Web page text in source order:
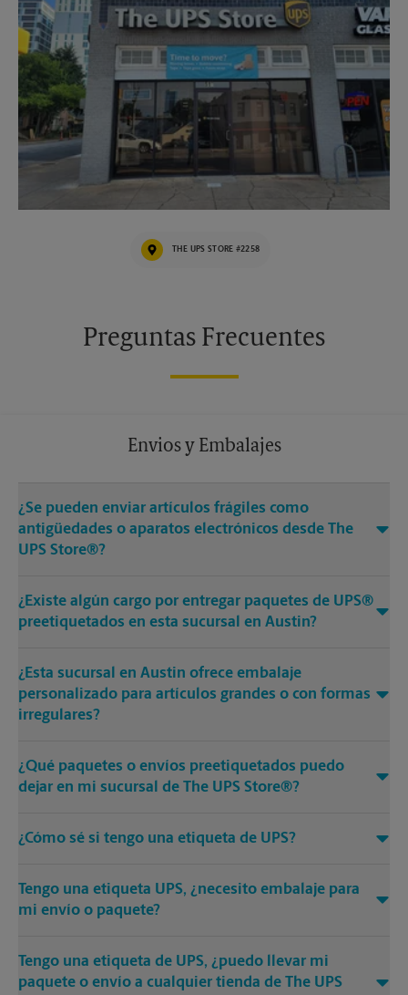
THE UPS STORE #2258
Preguntas Frecuentes
Envios y Embalajes
¿Se pueden enviar artículos frágiles como
antigüedades o aparatos electrónicos desde The
UPS Store®?
¿Existe algún cargo por entregar paquetes de UPS®
preetiquetados en esta sucursal en Austin?
¿Esta sucursal en Austin ofrece embalaje
personalizado para artículos grandes o con formas
irregulares?
¿Qué paquetes o envíos preetiquetados puedo
dejar en mi sucursal de The UPS Store®?
¿Cómo sé si tengo una etiqueta de UPS?
Tengo una etiqueta UPS, ¿necesito embalaje para
mi envío o paquete?
Tengo una etiqueta de UPS, ¿puedo llevar mi
paquete o envío a cualquier tienda de The UPS